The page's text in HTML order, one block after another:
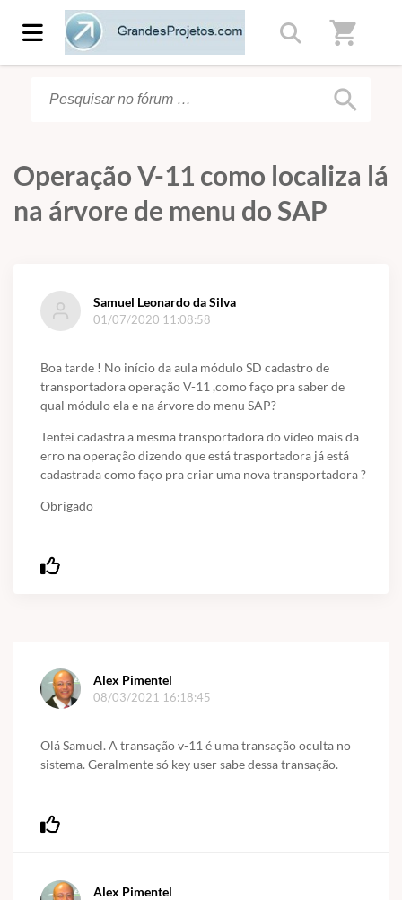
shopping_cart
search
Operação V-11 como localiza lá
na árvore de menu do SAP
Samuel Leonardo da Silva
01/07/2020 11:08:58
Boa tarde ! No início da aula módulo SD cadastro de
transportadora operação V-11 ,como faço pra saber de
qual módulo ela e na árvore do menu SAP?
Tentei cadastra a mesma transportadora do vídeo mais da
erro na operação dizendo que está trasportadora já está
cadastrada como faço pra criar uma nova transportadora ?
Obrigado
Alex Pimentel
08/03/2021 16:18:45
Olá Samuel. A transação v-11 é uma transação oculta no
sistema. Geralmente só key user sabe dessa transação.
Alex Pimentel